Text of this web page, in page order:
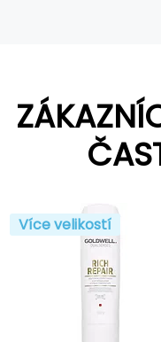
Více velikostí